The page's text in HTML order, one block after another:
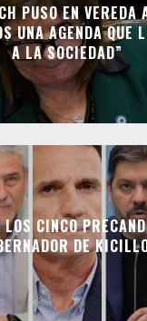
PUSO EN VEREDA
UNA AGENDA QUE
A LA SOCIEDAD”
LOS CINCO
DE